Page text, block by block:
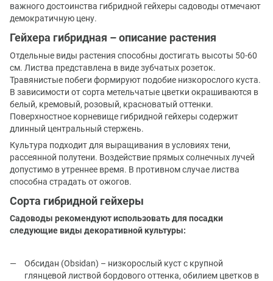
важного достоинства гибридной гейхеры садоводы отмечают
демократичную цену.
Гейхера гибридная – описание растения
Отдельные виды растения способны достигать высоты 50-60
см. Листва представлена в виде зубчатых розеток.
Травянистые побеги формируют подобие низкорослого куста.
В зависимости от сорта метельчатые цветки окрашиваются в
белый, кремовый, розовый, красноватый оттенки.
Поверхностное корневище гибридной гейхеры содержит
длинный центральный стержень.
Культура подходит для выращивания в условиях тени,
рассеянной полутени. Воздействие прямых солнечных лучей
допустимо в утреннее время. В противном случае листва
способна страдать от ожогов.
Сорта гибридной гейхеры
Садоводы рекомендуют использовать для посадки
следующие виды декоративной культуры:
Обсидан (Obsidan) – низкорослый куст с крупной
глянцевой листвой бордового оттенка, обилием цветков в